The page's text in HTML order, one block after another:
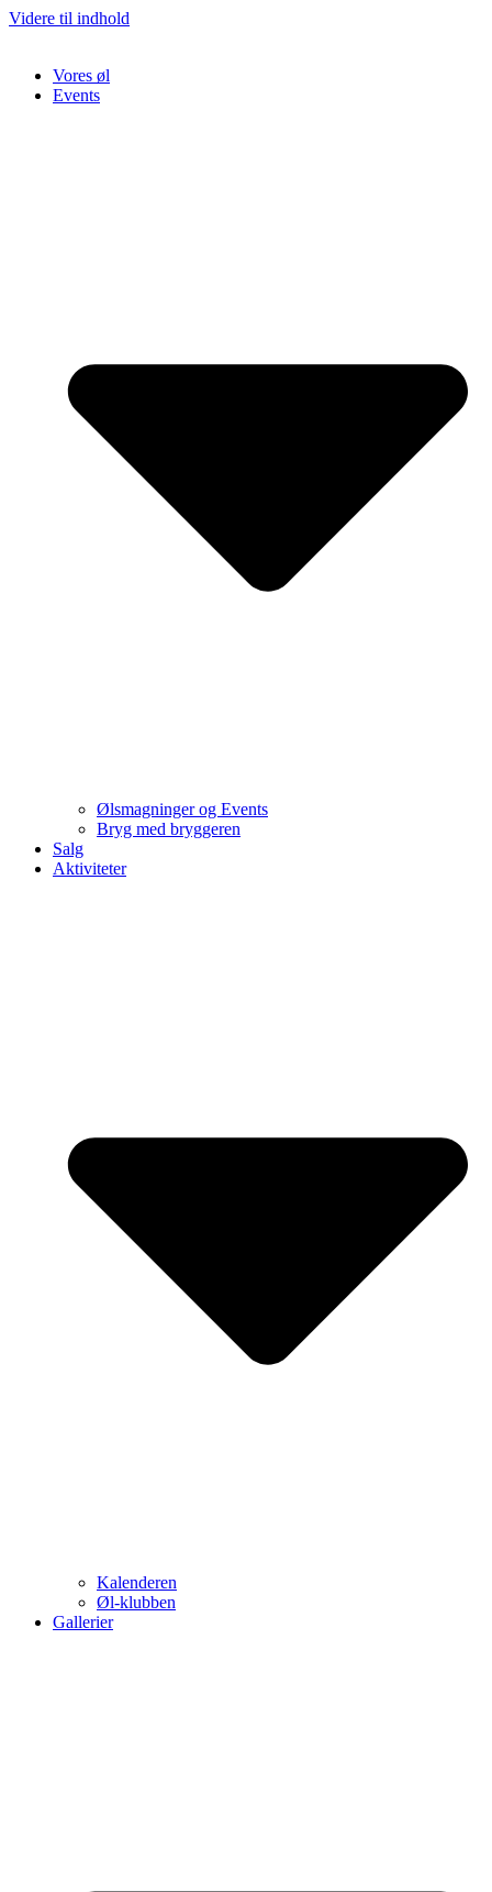
Videre til indhold
Vores øl
Events
Ølsmagninger og Events
Bryg med bryggeren
Salg
Aktiviteter
Kalenderen
Øl-klubben
Gallerier